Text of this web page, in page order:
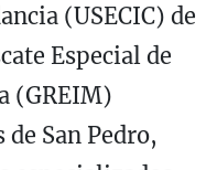
(USECIC) de
Especial de
(GREIM)
de San Pedro,